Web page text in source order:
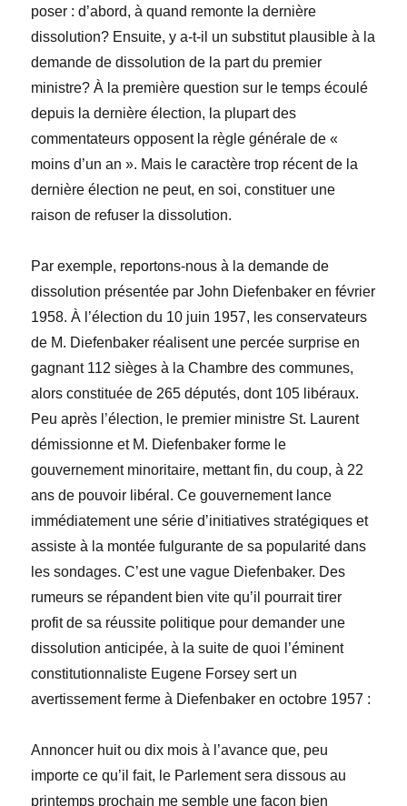
poser : d’abord, à quand remonte la dernière
dissolution? Ensuite, y a-t-il un substitut plausible à la
demande de dissolution de la part du premier
ministre? À la première question sur le temps écoulé
depuis la dernière élection, la plupart des
commentateurs opposent la règle générale de «
moins d’un an ». Mais le caractère trop récent de la
dernière élection ne peut, en soi, constituer une
raison de refuser la dissolution.
Par exemple, reportons-nous à la demande de
dissolution présentée par John Diefenbaker en février
1958. À l’élection du 10 juin 1957, les conservateurs
de M. Diefenbaker réalisent une percée surprise en
gagnant 112 sièges à la Chambre des communes,
alors constituée de 265 députés, dont 105 libéraux.
Peu après l’élection, le premier ministre St. Laurent
démissionne et M. Diefenbaker forme le
gouvernement minoritaire, mettant fin, du coup, à 22
ans de pouvoir libéral. Ce gouvernement lance
immédiatement une série d’initiatives stratégiques et
assiste à la montée fulgurante de sa popularité dans
les sondages. C’est une vague Diefenbaker. Des
rumeurs se répandent bien vite qu’il pourrait tirer
profit de sa réussite politique pour demander une
dissolution anticipée, à la suite de quoi l’éminent
constitutionnaliste Eugene Forsey sert un
avertissement ferme à Diefenbaker en octobre 1957 :
Annoncer huit ou dix mois à l’avance que, peu
importe ce qu’il fait, le Parlement sera dissous au
printemps prochain me semble une façon bien